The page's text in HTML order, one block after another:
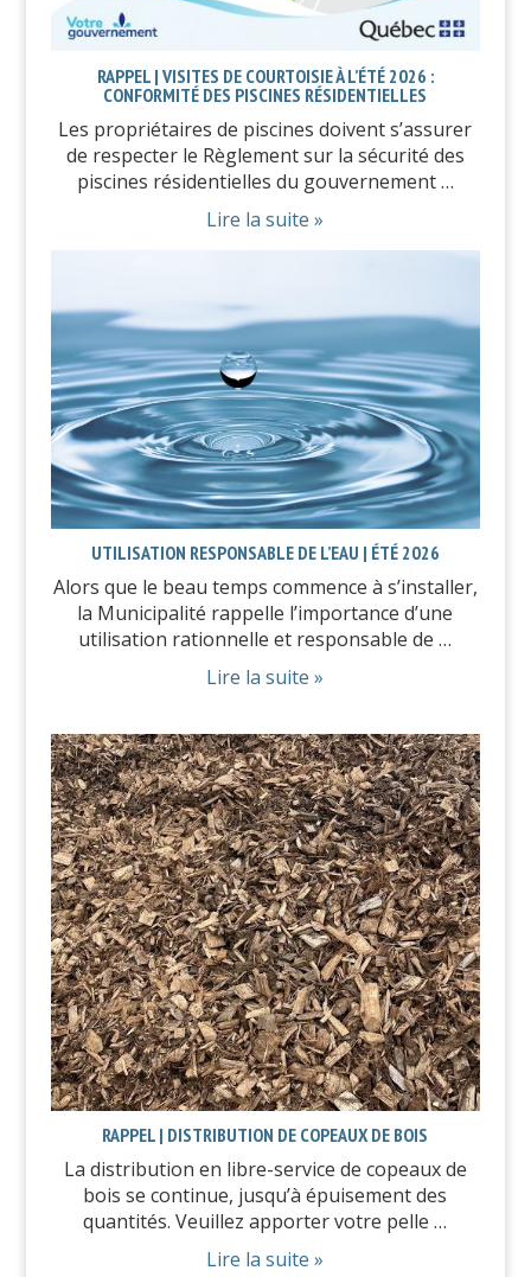
RAPPEL | VISITES DE COURTOISIE À L’ÉTÉ 2026 :
CONFORMITÉ DES PISCINES RÉSIDENTIELLES
Les propriétaires de piscines doivent s’assurer
de respecter le Règlement sur la sécurité des
piscines résidentielles du gouvernement …
Lire la suite »
UTILISATION RESPONSABLE DE L’EAU | ÉTÉ 2026
Alors que le beau temps commence à s’installer,
la Municipalité rappelle l’importance d’une
utilisation rationnelle et responsable de …
Lire la suite »
RAPPEL | DISTRIBUTION DE COPEAUX DE BOIS
La distribution en libre-service de copeaux de
bois se continue, jusqu’à épuisement des
quantités. Veuillez apporter votre pelle …
Lire la suite »